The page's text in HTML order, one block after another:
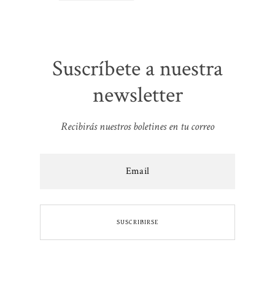
Suscríbete a nuestra
newsletter
Recibirás nuestros boletines en tu correo